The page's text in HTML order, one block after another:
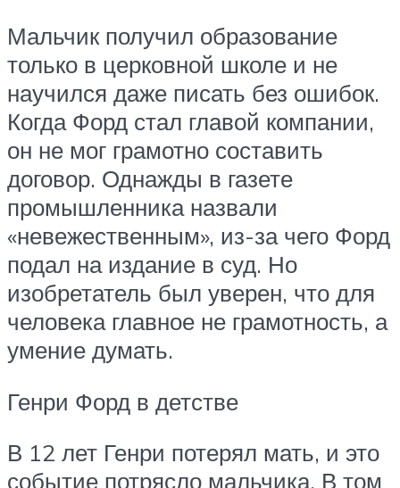
Мальчик получил образование
только в церковной школе и не
научился даже писать без ошибок.
Когда Форд стал главой компании,
он не мог грамотно составить
договор. Однажды в газете
промышленника назвали
«невежественным», из-за чего Форд
подал на издание в суд. Но
изобретатель был уверен, что для
человека главное не грамотность, а
умение думать.
Генри Форд в детстве
В 12 лет Генри потерял мать, и это
событие потрясло мальчика. В том